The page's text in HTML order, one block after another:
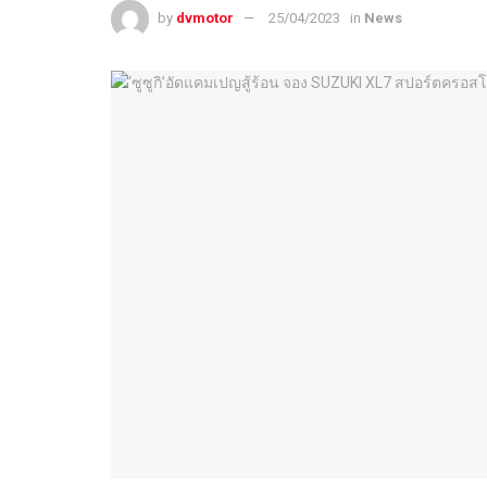
by dvmotor 25/04/2023 in News